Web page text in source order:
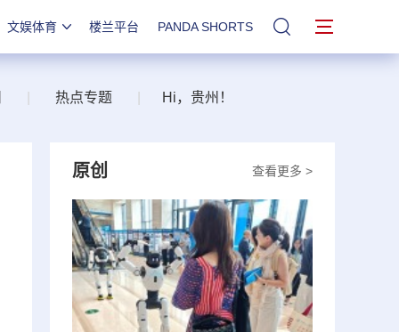
文娱体育 楼兰平台 PANDA SHORTS 站内搜索
热点专题 Hi，贵州！
查看更多 >
原创